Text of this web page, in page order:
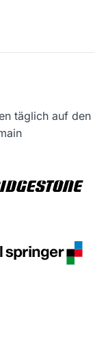
täglich auf den